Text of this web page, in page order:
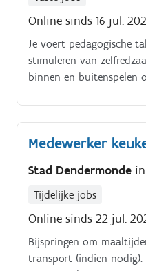
Online sinds 16 jul.
Je voert pedagogische
stimuleren van
binnen en buitenspelen
maaltijden volgens de
wassen drogen en
met het team en de
Medewerker
Stad Dendermonde in
Tijdelijke jobs
Online sinds 22 jul.
Bijspringen om
transport (indien nodig).